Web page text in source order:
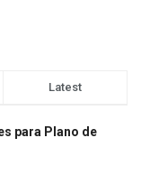
Latest
para Plano de